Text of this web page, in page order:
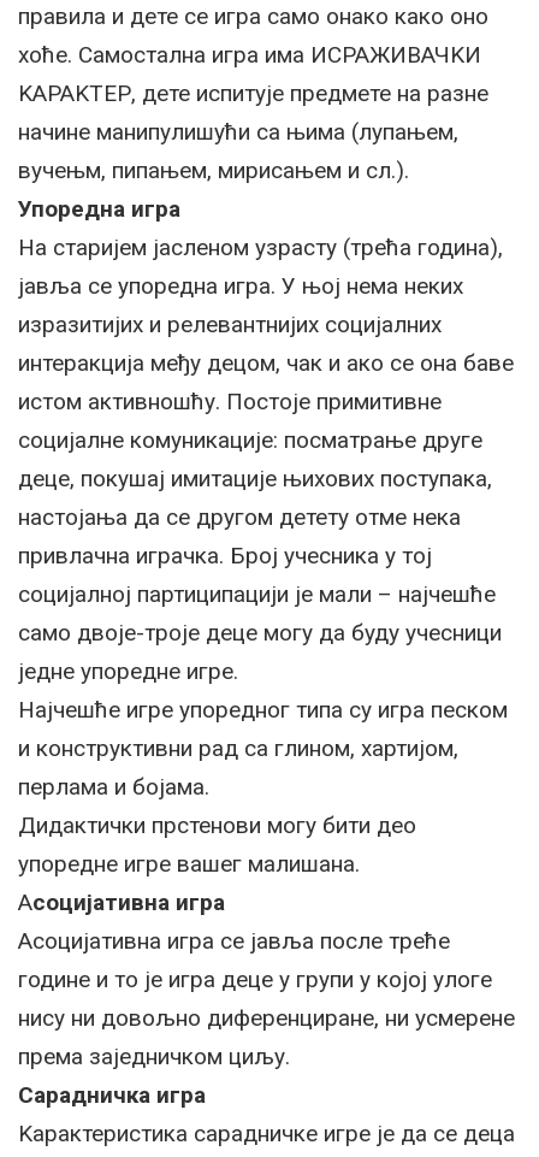
правила и дете се игра само онако како оно
хоће. Самостална игра има ИСРАЖИВАЧKИ
KАРАKТЕР, дете испитује предмете на разне
начине манипулишући са њима (лупањем,
вучењм, пипањем, мирисањем и сл.).
Упоредна игра
На старијем јасленом узрасту (трећа година),
јавља се упоредна игра. У њој нема неких
изразитијих и релевантнијих социјалних
интеракција међу децом, чак и ако се она баве
истом активношћу. Постоје примитивне
социјалне комуникације: посматрање друге
деце, покушај имитације њихових поступака,
настојања да се другом детету отме нека
привлачна играчка. Број учесника у тој
социјалној партиципацији је мали – најчешће
само двоје-троје деце могу да буду учесници
једне упоредне игре.
Најчешће игре упоредног типа су игра песком
и конструктивни рад са глином, хартијом,
перлама и бојама.
Дидактички прстенови могу бити део
упоредне игре вашег малишана.
Асоцијативна игра
Асоцијативна игра се јавља после треће
године и то је игра деце у групи у којој улоге
нису ни довољно диференциране, ни усмерене
према заједничком циљу.
Сарадничка игра
Kарактеристика сарадничке игре је да се деца